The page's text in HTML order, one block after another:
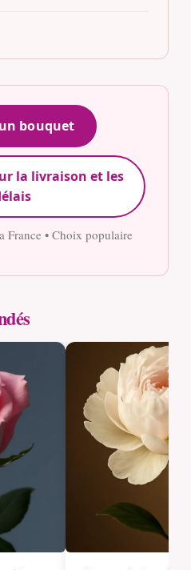
bouquet
la livraison et les
France • Choix populaire